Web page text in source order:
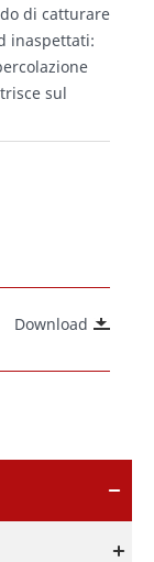
di catturare
inaspettati:
sul
Download